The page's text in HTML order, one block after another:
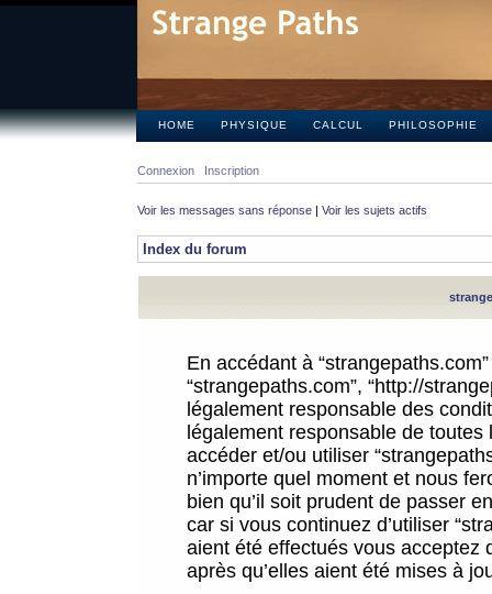
HOME PHYSIQUE CALCUL PHILOSOPHIE
Connexion Inscription
Voir les messages sans réponse | Voir les sujets actifs
Index du forum
En accédant à
“strangepaths.com”, “http://
légalement responsable des
légalement responsable de
accéder et/ou utiliser
n’importe quel moment et nous
bien qu’il soit prudent de passer
car si vous continuez d’utiliser
aient été effectués vous acceptez
après qu’elles aient été mises à